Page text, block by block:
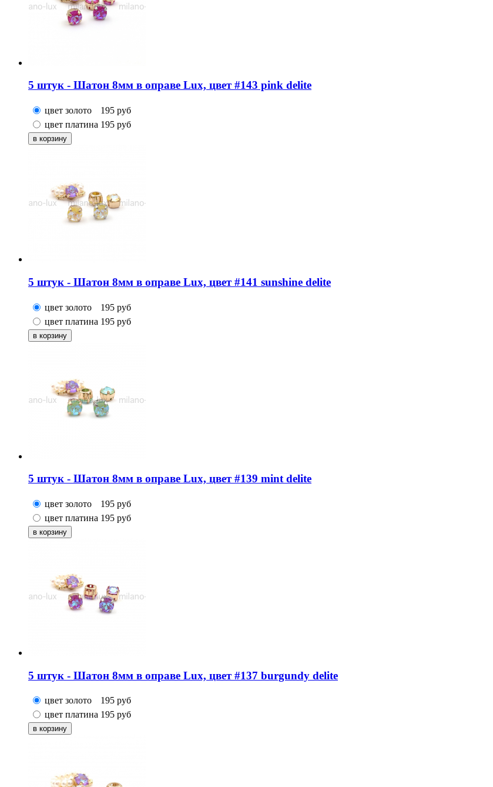
5 штук - Шатон 8мм в оправе Lux, цвет #143 pink delite
цвет золото 195 руб
цвет платина 195 руб
5 штук - Шатон 8мм в оправе Lux, цвет #141 sunshine delite
цвет золото 195 руб
цвет платина 195 руб
5 штук - Шатон 8мм в оправе Lux, цвет #139 mint delite
цвет золото 195 руб
цвет платина 195 руб
5 штук - Шатон 8мм в оправе Lux, цвет #137 burgundy delite
цвет золото 195 руб
цвет платина 195 руб